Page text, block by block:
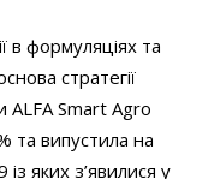
в формуляціях та
стратегії
ALFA Smart Agro
та випустила на
яких з’явилися у